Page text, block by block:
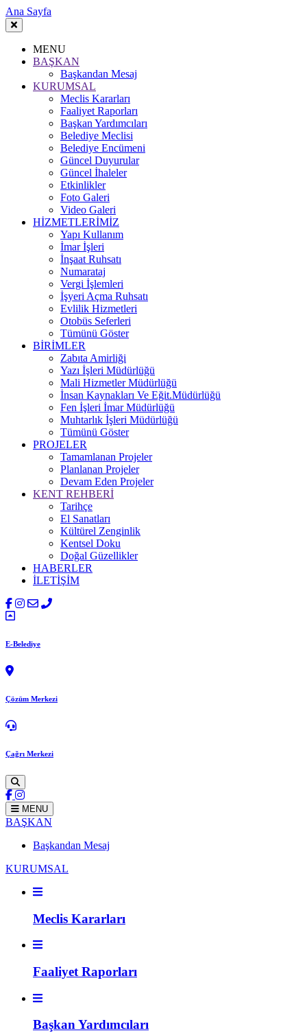
Ana Sayfa
MENU
BAŞKAN
Başkandan Mesaj
KURUMSAL
Meclis Kararları
Faaliyet Raporları
Başkan Yardımcıları
Belediye Meclisi
Belediye Encümeni
Güncel Duyurular
Güncel İhaleler
Etkinlikler
Foto Galeri
Video Galeri
HİZMETLERİMİZ
Yapı Kullanım
İmar İşleri
İnşaat Ruhsatı
Numarataj
Vergi İşlemleri
İşyeri Açma Ruhsatı
Evlilik Hizmetleri
Otobüs Seferleri
Tümünü Göster
BİRİMLER
Zabıta Amirliği
Yazı İşleri Müdürlüğü
Mali Hizmetler Müdürlüğü
İnsan Kaynakları Ve Eğit.Müdürlüğü
Fen İşleri İmar Müdürlüğü
Muhtarlık İşleri Müdürlüğü
Tümünü Göster
PROJELER
Tamamlanan Projeler
Planlanan Projeler
Devam Eden Projeler
KENT REHBERİ
Tarihçe
El Sanatları
Kültürel Zenginlik
Kentsel Doku
Doğal Güzellikler
HABERLER
İLETİŞİM
E-Belediye
Çözüm Merkezi
Çağrı Merkezi
MENU
BAŞKAN
Başkandan Mesaj
KURUMSAL
Meclis Kararları
Faaliyet Raporları
Başkan Yardımcıları